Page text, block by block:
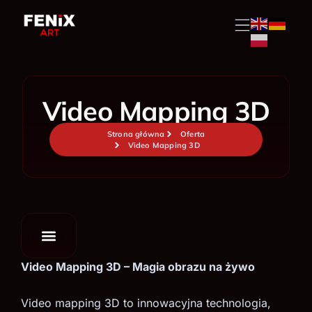
Video Mapping 3D
Strona główna
Oferta
Video Mapping 3D
Video Mapping 3D – Magia obrazu na żywo
Video mapping 3D to innowacyjna technologia,